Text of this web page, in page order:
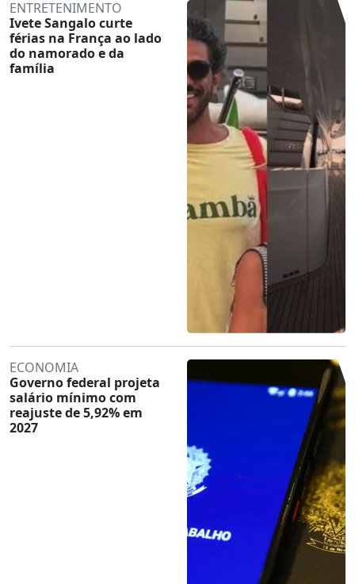
ENTRETENIMENTO
Ivete Sangalo curte
férias na França ao lado
do namorado e da
família
ECONOMIA
Governo federal projeta
salário mínimo com
reajuste de 5,92% em
2027